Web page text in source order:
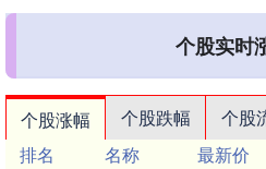
个股实时
个股涨幅 个股跌幅 个股
排名
名称 最新价